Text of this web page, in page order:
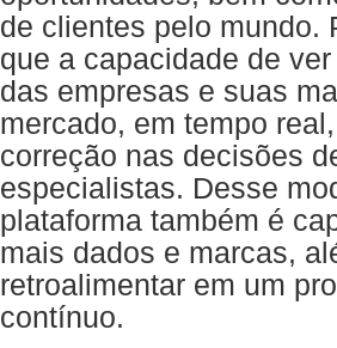
de clientes pelo mundo.
que a capacidade de
das empresas e suas
mercado, em tempo
correção nas decisões
especialistas. Desse
plataforma também é
mais dados e marcas,
retroalimentar em um
contínuo.